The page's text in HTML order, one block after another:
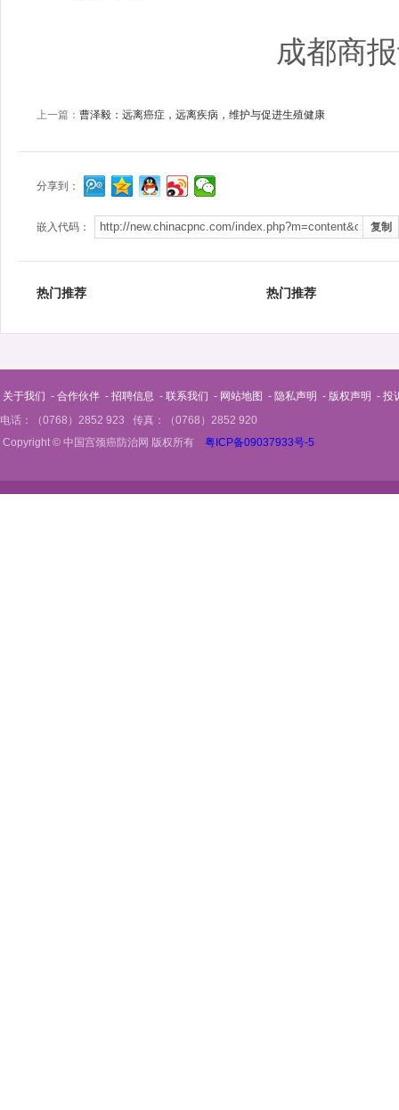
成都商
上一篇： 曹泽毅：远离癌症，远离疾病，维护与促进生殖健康
分享到：
嵌入代码：
热门推荐 热门推荐
关于我们 - 合作伙伴 - 招聘信息 - 联系我们 - 网站地图 - 隐私声明 - 版权声明 - 投
电话：（0768）2852 923 传真：（0768）2852 920
Copyright © 中国宫颈癌防治网 版权所有 粤ICP备09037933号-5